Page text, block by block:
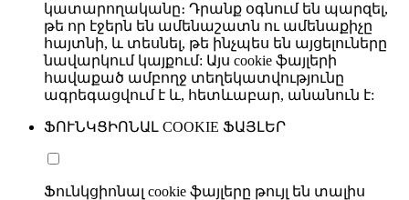
կատարողականը։ Դրանք օգնում են պարզել,
թե որ էջերն են ամենաշատն ու ամենաքիչը
հայտնի, և տեսնել, թե ինչպես են այցելուները
նավարկում կայքում: Այս cookie ֆայլերի
հավաքած ամբողջ տեղեկատվությունը
ագրեգացվում է և, հետևաբար, անանուն է:
ՖՈՒՆԿՑԻՈՆԱԼ COOKIE ՖԱՅԼԵՐ
Ֆունկցիոնալ cookie ֆայլերը թույլ են տալիս